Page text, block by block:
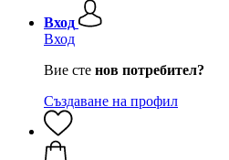
Вход
Вход
Вие сте нов потребител?
Създаване на профил